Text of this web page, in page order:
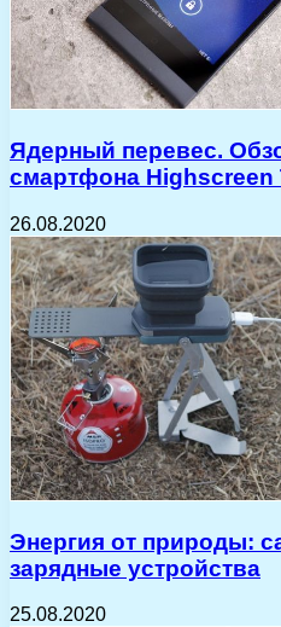
Ядерный перевес.
смартфона Highscreen
26.08.2020
Энергия от природы:
зарядные устройства
25.08.2020